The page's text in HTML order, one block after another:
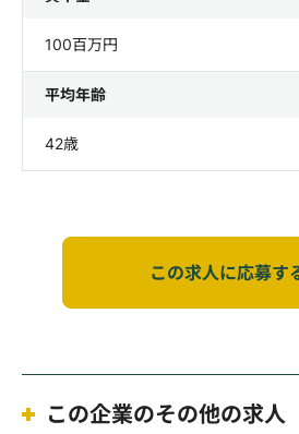
100百万円
平均年齢
42歳
この求人に応募す
この企業のその他の求人